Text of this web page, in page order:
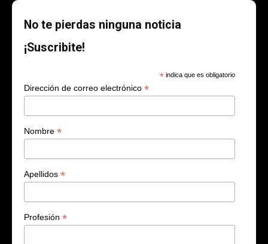
No te pierdas ninguna noticia
¡Suscribite!
* indica que es obligatorio
Dirección de correo electrónico *
Nombre *
Apellidos *
Profesión *